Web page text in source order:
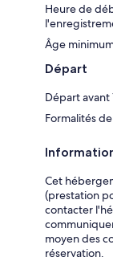
Heure de
Âge
Départ
Départ avant
Formalités
Cet
(prestation
contacter
moyen des
réservation.